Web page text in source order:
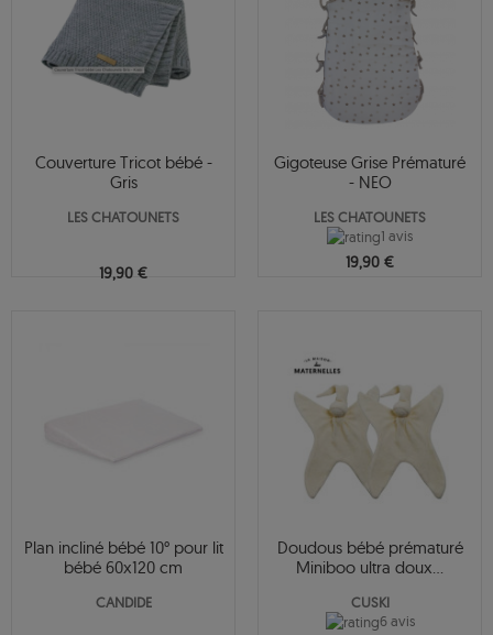
Couverture Tricot bébé -
Gris
LES CHATOUNETS
19,90 €
Gigoteuse Grise Prématuré
- NEO
LES CHATOUNETS
1 avis
19,90 €
Plan incliné bébé 10° pour lit
bébé 60x120 cm
CANDIDE
Doudous bébé prématuré
Miniboo ultra doux...
CUSKI
6 avis